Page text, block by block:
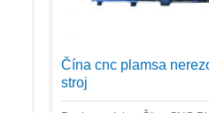
Čína cnc plamsa
stroj